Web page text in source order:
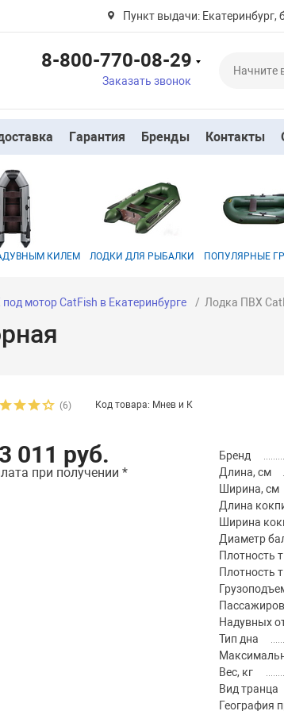
Пункт выдачи: Екатеринбург,
8-800-770-08-29
Заказать звонок
Гарантия Бренды Контакты
КИЛЕМ ЛОДКИ ДЛЯ РЫБАЛКИ ПОПУЛЯРНЫЕ
мотор CatFish в Екатеринбурге Лодка ПВХ
(6) Код товара: Мнев и К
011 руб.
при получении *
Бренд
Длина, см
Ширина, см
Длина
Ширина
Диаметр
Плотность
Плотность
Надувных
Тип дна
Вес, кг
Вид транца
География